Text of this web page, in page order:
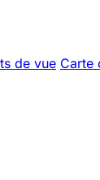
de vue Carte